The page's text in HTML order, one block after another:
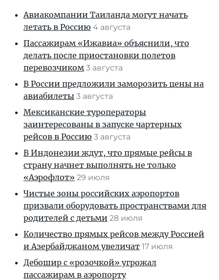
Авиакомпании Таиланда могут начать
летать в Россию 4 августа
Пассажирам «Ижавиа» объяснили, что
делать после приостановки полетов
перевозчиком 3 августа
В России предложили заморозить цены на
авиабилеты 3 августа
Мексиканские туроператоры
заинтересованы в запуске чартерных
рейсов в Россию 3 августа
В Индонезии ждут, что прямые рейсы в
страну начнет выполнять не только
«Аэрофлот» 29 июля
Чистые зоны российских аэропортов
призвали оборудовать пространствами для
родителей с детьми 28 июля
Количество прямых рейсов между Россией
и Азербайджаном увеличат 17 июля
Дебошир с «розочкой» угрожал
пассажирам в аэропорту